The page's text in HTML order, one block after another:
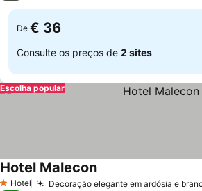
De € 36
Consulte os preços de 2 sites
Escolha popular
1 Estrelas
Hotel Decoração elegante em ardósia e
Hotel Malecon